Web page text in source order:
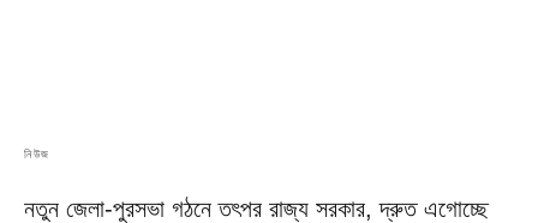
নিউজ
নতুন জেলা-পুরসভা গঠনে তৎপর রাজ্য সরকার, দ্রুত এগোচ্ছে